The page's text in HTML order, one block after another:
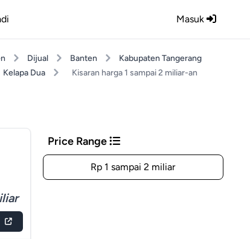
Masuk
Dijual Banten
Kabupaten Tangerang
Kelapa Dua Kisaran harga 1 sampai 2 miliar-an
Price Range
Rp 1 sampai 2 miliar